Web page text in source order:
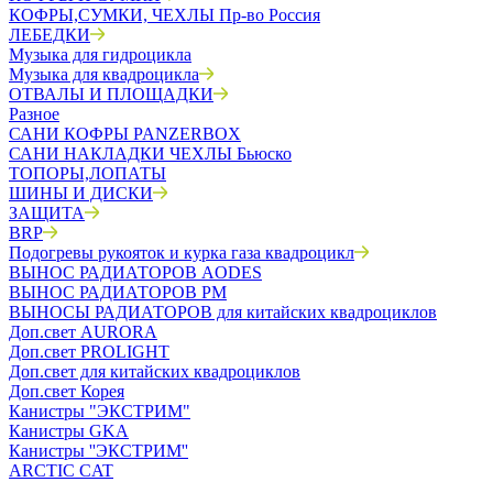
КОФРЫ,СУМКИ, ЧЕХЛЫ Пр-во Россия
ЛЕБЕДКИ
Музыка для гидроцикла
Музыка для квадроцикла
ОТВАЛЫ И ПЛОЩАДКИ
Разное
САНИ КОФРЫ PANZERBOX
САНИ НАКЛАДКИ ЧЕХЛЫ Бьюско
ТОПОРЫ,ЛОПАТЫ
ШИНЫ И ДИСКИ
ЗАЩИТА
BRP
Подогревы рукояток и курка газа квадроцикл
ВЫНОС РАДИАТОРОВ AODES
ВЫНОС РАДИАТОРОВ РМ
ВЫНОСЫ РАДИАТОРОВ для китайских квадроциклов
Доп.свет AURORA
Доп.свет PROLIGHT
Доп.свет для китайских квадроциклов
Доп.свет Корея
Канистры "ЭКСТРИМ"
Канистры GKA
Канистры ''ЭКСТРИМ''
ARCTIC CAT